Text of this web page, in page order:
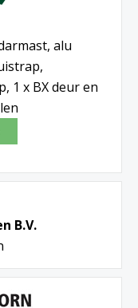
alu
1 x BX deur en
B.V.